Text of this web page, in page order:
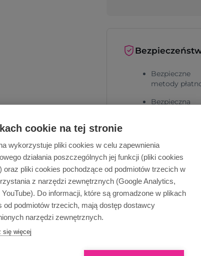
cookie na tej stronie
wykorzystuje pliki cookies w celu zapewnienia
działania poszczególnych jej funkcji (pliki cookies
oraz pliki cookies pochodzące od podmiotów trzecich w
z narzędzi zewnętrznych (Google Analytics,
YouTube). Do informacji, które są gromadzone w plikach
od podmiotów trzecich, mają dostęp dostawcy
narzędzi zewnętrznych.
się więcej
Bezpieczne
metody
Bezpieczna
Dlaczego